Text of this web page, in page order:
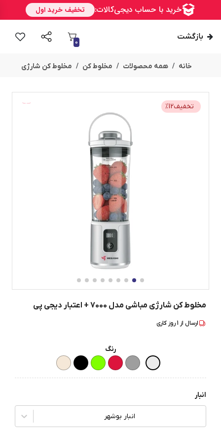
بازگشت
0
خانه همه محصولات مخلوط کن مخلوط کن شارژی
تخفیف
%12
مخلوط کن شارژی مباشی مدل 7000 + اعتبار دیجی پی
ارسال از 1روز کاری
رنگ
انبار
انبار بوشهر